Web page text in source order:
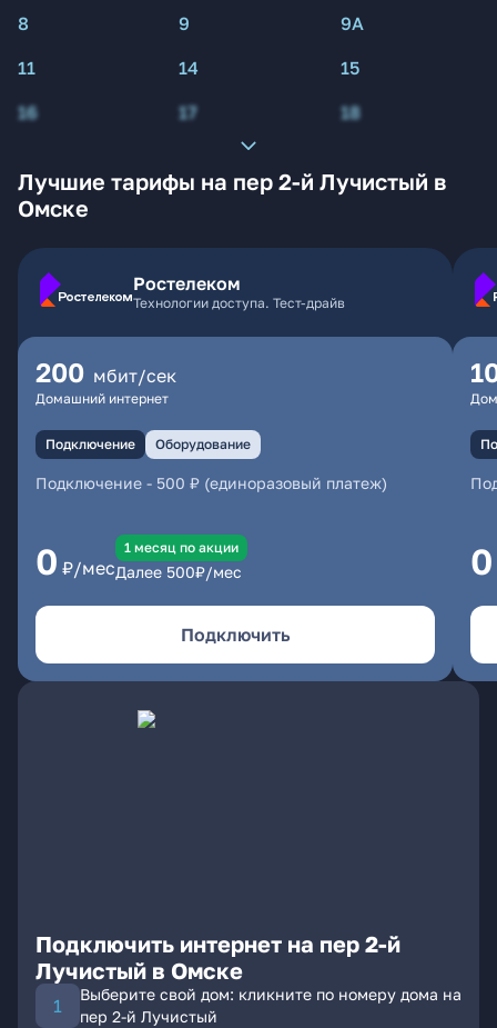
8
9
9А
11
14
15
16
17 18
Лучшие тарифы на пер 2-й Лучистый в
Омске
Ростелеком
Технологии доступа. Тест-драйв
200 мбит/сек
Домашний интернет
Подключение Оборудование
Подключение - 500 ₽ (единоразовый платеж)
0 ₽/мес
1 месяц по акции
Далее 500₽/мес
Подключить
0
Подключить интернет на пер 2-й
Лучистый в Омске
Выберите свой дом: кликните по номеру дома на
пер 2-й Лучистый